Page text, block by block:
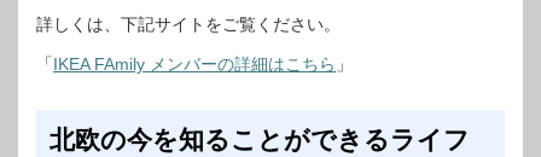
詳しくは、下記サイトをご覧ください。
「IKEA FAmily メンバーの詳細はこちら 」
北欧の今を知ることができるライフ